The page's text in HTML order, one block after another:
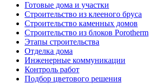
Готовые дома и участки
Строительство из клееного бруса
Строительство каменных домов
Строительство из блоков Porotherm
Этапы строительства
Отделка дома
Инженерные коммуникации
Контроль работ
Подбор цветового решения